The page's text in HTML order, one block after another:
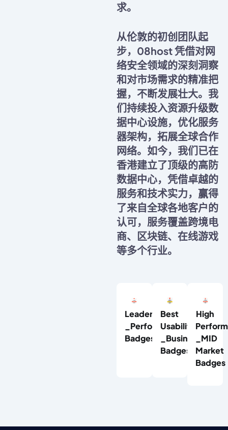
求。
从伦敦的初创团队起
步，08host 凭借对网
络安全领域的深刻洞察
和对市场需求的精准把
握，不断发展壮大。我
们持续投入资源升级数
据中心设施，优化服务
器架构，拓展全球合作
网络。如今，我们已在
香港建立了顶级的高防
数据中心，凭借卓越的
服务和技术实力，赢得
了来自全球各地客户的
认可，服务覆盖跨境电
商、区块链、在线游戏
等多个行业。
Leader/High
_Performer
Badges
Best
Usability
_Business
Badges
High
_MID
Market
Badges